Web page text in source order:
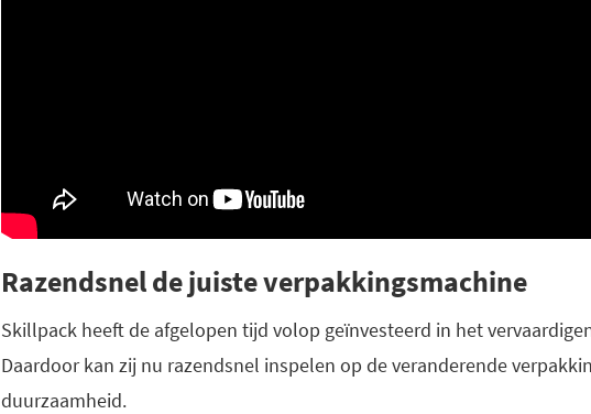
Razendsnel de juiste verpakkingsmachine
Skillpack heeft de afgelopen tijd volop geïnvesteerd in het
Daardoor kan zij nu razendsnel inspelen op de veranderende
duurzaamheid.